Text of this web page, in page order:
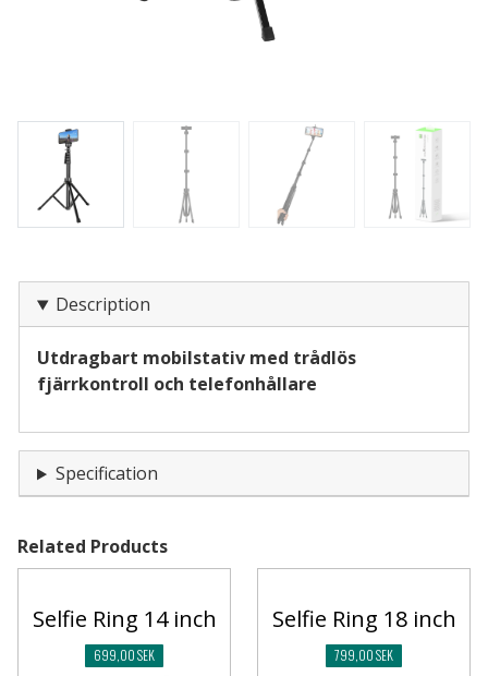
Description
Utdragbart mobilstativ med trådlös
fjärrkontroll och telefonhållare
Specification
Related Products
Selfie Ring 14 inch
699,00 SEK
Selfie Ring 18 inch
799,00 SEK